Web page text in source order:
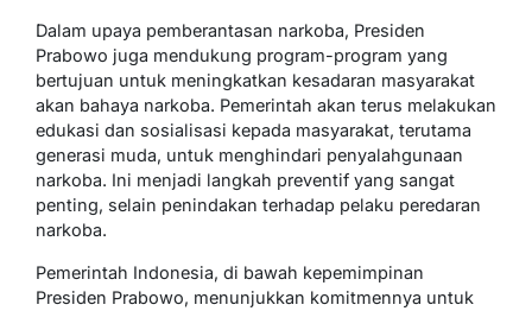
Dalam upaya pemberantasan narkoba, Presiden
Prabowo juga mendukung program-program yang
bertujuan untuk meningkatkan kesadaran masyarakat
akan bahaya narkoba. Pemerintah akan terus melakukan
edukasi dan sosialisasi kepada masyarakat, terutama
generasi muda, untuk menghindari penyalahgunaan
narkoba. Ini menjadi langkah preventif yang sangat
penting, selain penindakan terhadap pelaku peredaran
narkoba.
Pemerintah Indonesia, di bawah kepemimpinan
Presiden Prabowo, menunjukkan komitmennya untuk